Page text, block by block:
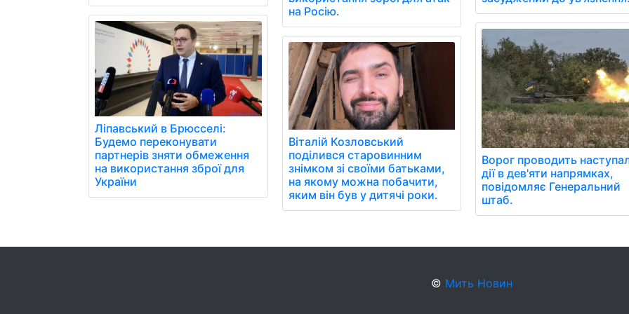
Ліпавський в Брюсселі:
Будемо переконувати
партнерів зняти обмеження
на використання зброї для
України
на Росію.
Віталій Козловський
поділився старовинним
знімком зі своїми батьками,
на якому можна побачити,
яким він був у дитячі роки.
Ворог проводить
дії в дев'яти напрямках,
повідомляє Генеральний
штаб.
© Мить Новин